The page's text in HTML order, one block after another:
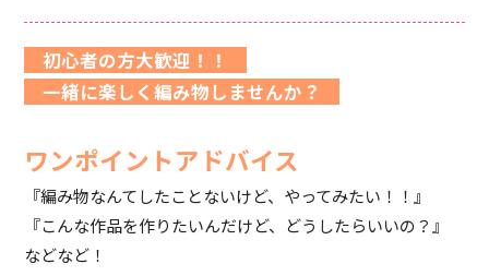
初心者の方大歓迎！！
一緒に楽しく編み物しませんか？
ワンポイントアドバイス
『編み物なんてしたことないけど、やってみたい！！』
『こんな作品を作りたいんだけど、どうしたらいいの？』
などなど！